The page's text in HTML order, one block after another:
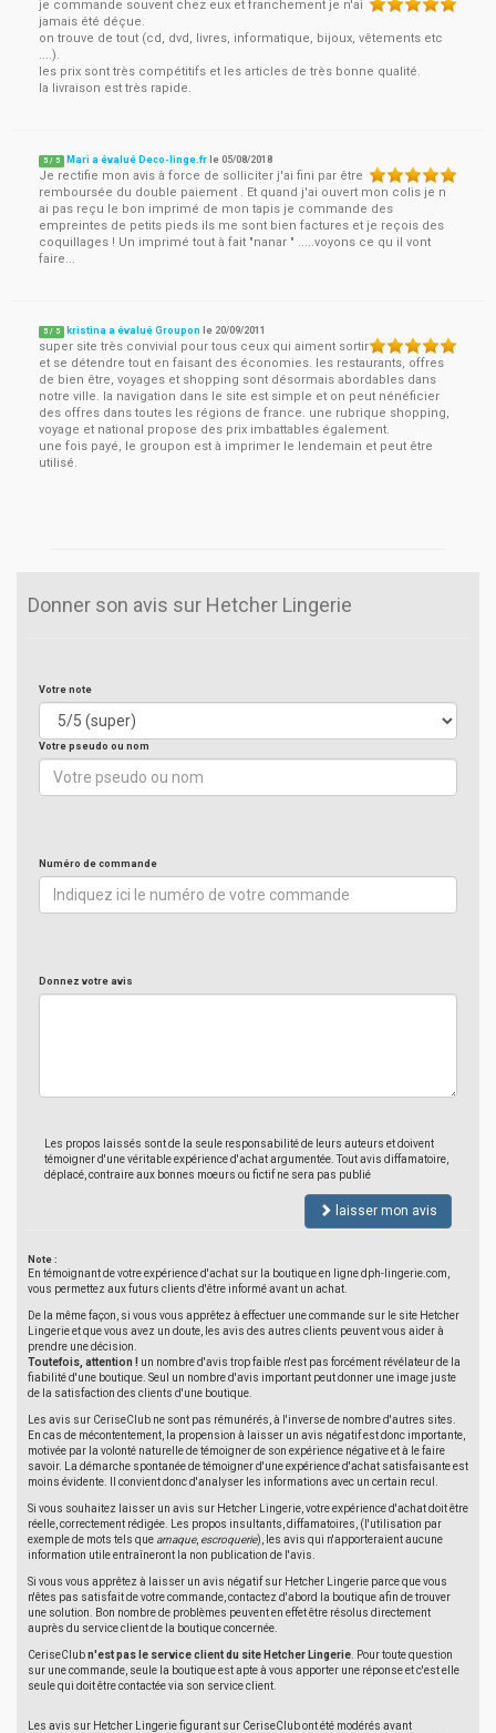
je commande souvent chez eux et franchement je n'ai
jamais été déçue.
on trouve de tout (cd, dvd, livres, informatique, bijoux, vêtements etc
....).
les prix sont très compétitifs et les articles de très bonne qualité.
la livraison est très rapide.
5 / 5 Mari a évalué Deco-linge.fr le05/08/2018
Je rectifie mon avis à force de solliciter j'ai fini par être
remboursée du double paiement . Et quand j'ai ouvert mon colis je n
ai pas reçu le bon imprimé de mon tapis je commande des
empreintes de petits pieds ils me sont bien factures et je reçois des
coquillages ! Un imprimé tout à fait "nanar " .....voyons ce qu il vont
faire...
5 / 5 kristina a évalué Groupon le 20/09/2011
super site très convivial pour tous ceux qui aiment sortir
et se détendre tout en faisant des économies. les restaurants, offres
de bien être, voyages et shopping sont désormais abordables dans
notre ville. la navigation dans le site est simple et on peut nénéficier
des offres dans toutes les régions de france. une rubrique shopping,
voyage et national propose des prix imbattables également.
une fois payé, le groupon est à imprimer le lendemain et peut être
utilisé.
Donner son avis sur Hetcher Lingerie
Votre note
Votre pseudo ou nom
Numéro de commande
Donnez votre avis
Les propos laissés sont de la seule responsabilité de leurs auteurs et doivent
témoigner d'une véritable expérience d'achat argumentée. Tout avis diffamatoire,
déplacé, contraire aux bonnes moeurs ou fictif ne sera pas publié
laisser mon avis
Note :
En témoignant de votre expérience d'achat sur la boutique en ligne dph-lingerie.com,
vous permettez aux futurs clients d'être informé avant un achat.
De la même façon, si vous vous apprêtez à effectuer une commande sur le site Hetcher
Lingerie et que vous avez un doute, les avis des autres clients peuvent vous aider à
prendre une décision.
Toutefois, attention ! un nombre d'avis trop faible n'est pas forcément révélateur de la
fiabilité d'une boutique. Seul un nombre d'avis important peut donner une image juste
de la satisfaction des clients d'une boutique.
Les avis sur CeriseClub ne sont pas rémunérés, à l'inverse de nombre d'autres sites.
En cas de mécontentement, la propension à laisser un avis négatif est donc importante,
motivée par la volonté naturelle de témoigner de son expérience négative et à le faire
savoir. La démarche spontanée de témoigner d'une expérience d'achat satisfaisante est
moins évidente. Il convient donc d'analyser les informations avec un certain recul.
Si vous souhaitez laisser un avis sur Hetcher Lingerie, votre expérience d'achat doit être
réelle, correctement rédigée. Les propos insultants, diffamatoires, (l'utilisation par
exemple de mots tels que arnaque, escroquerie), les avis qui n'apporteraient aucune
information utile entraîneront la non publication de l'avis.
Si vous vous apprêtez à laisser un avis négatif sur Hetcher Lingerie parce que vous
n'êtes pas satisfait de votre commande, contactez d'abord la boutique afin de trouver
une solution. Bon nombre de problèmes peuvent en effet être résolus directement
auprès du service client de la boutique concernée.
CeriseClubn'est pas le service client du site Hetcher Lingerie . Pour toute question
sur une commande, seule la boutique est apte à vous apporter une réponse et c'est elle
seule qui doit être contactée via son service client.
Les avis sur Hetcher Lingerie figurant sur CeriseClub ont été modérés avant